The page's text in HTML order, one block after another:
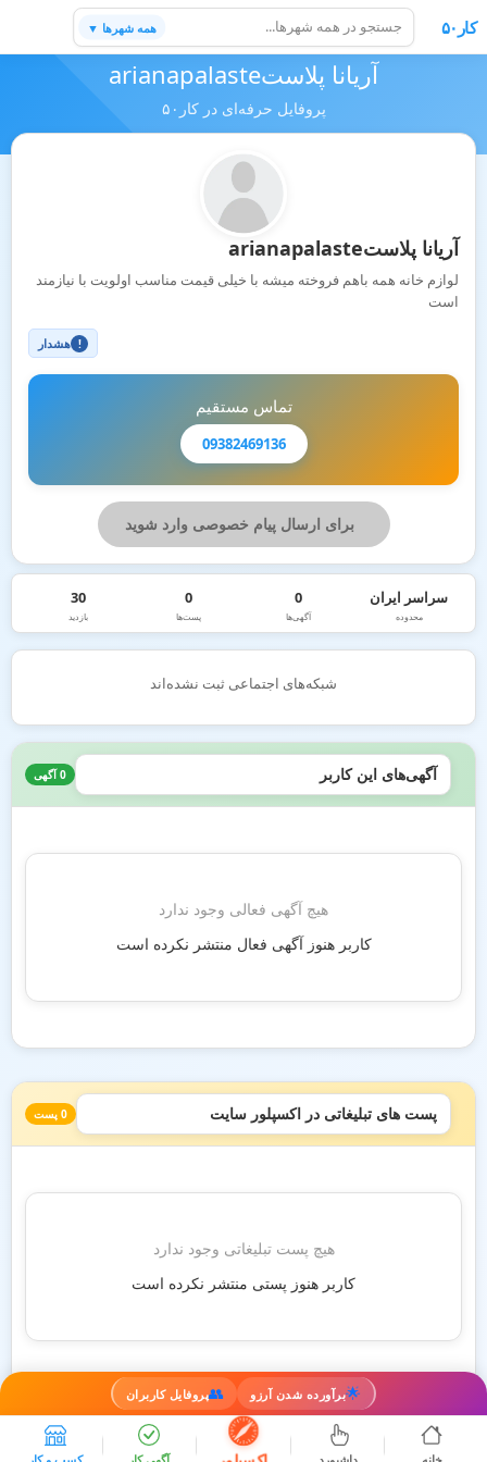
کار۵۰ همه شهرها ▼
🌟برآورده شدن آرزو 👥پروفایل کاربران
خانه داشبورد آگهی کار کسب و کار
آریانا پلاستarianapalaste
پروفایل حرفه‌ای در کار۵۰
آریانا پلاستarianapalaste
لوازم خانه همه باهم فروخته میشه با خیلی قیمت مناسب اولویت با نیازمند
است
! هشدار
تماس مستقیم
09382469136
برای ارسال پیام خصوصی وارد شوید
سراسر ایران
محدوده
0
آگهی‌ها
0
پست‌ها
30
بازدید
شبکه‌های اجتماعی ثبت نشده‌اند
آگهی‌های این کاربر 0 آگهی
هیچ آگهی فعالی وجود ندارد
کاربر هنوز آگهی فعال منتشر نکرده است
پست های تبلیغاتی در اکسپلور سایت 0 پست
هیچ پست تبلیغاتی وجود ندارد
کاربر هنوز پستی منتشر نکرده است